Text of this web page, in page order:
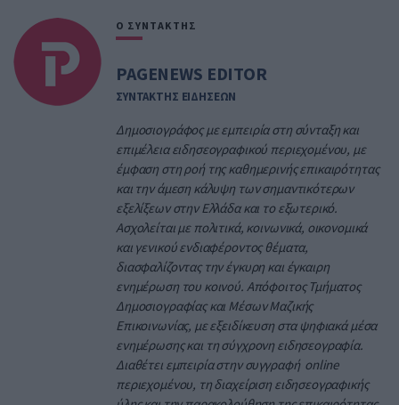
Ο ΣΥΝΤΑΚΤΗΣ
PAGENEWS EDITOR
ΣΥΝΤΑΚΤΗΣ ΕΙΔΗΣΕΩΝ
Δημοσιογράφος με εμπειρία στη σύνταξη και
επιμέλεια ειδησεογραφικού περιεχομένου, με
έμφαση στη ροή της καθημερινής επικαιρότητας
και την άμεση κάλυψη των σημαντικότερων
εξελίξεων στην Ελλάδα και το εξωτερικό.
Ασχολείται με πολιτικά, κοινωνικά, οικονομικά
και γενικού ενδιαφέροντος θέματα,
διασφαλίζοντας την έγκυρη και έγκαιρη
ενημέρωση του κοινού. Απόφοιτος Τμήματος
Δημοσιογραφίας και Μέσων Μαζικής
Επικοινωνίας, με εξειδίκευση στα ψηφιακά μέσα
ενημέρωσης και τη σύγχρονη ειδησεογραφία.
Διαθέτει εμπειρία στην συγγραφή online
περιεχομένου, τη διαχείριση ειδησεογραφικής